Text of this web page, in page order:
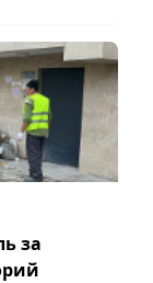
за